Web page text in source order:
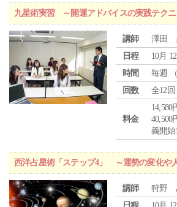
九星術実習 ～開運アドバイスの実践テクニ
講師
澤田
日程
10月
時間
毎週 （
回数
全12回
料金
義開始
西洋占星術「ステップ4」 ～運勢の変化や
講師
狩野